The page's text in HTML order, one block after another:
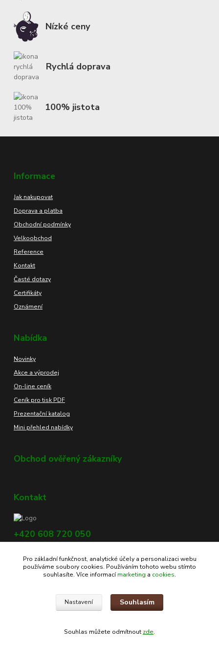
Nízké ceny
Rychlá doprava
100% jistota
Informace
Jak nakupovat
Doprava a platba
Obchodní podmínky
Velkoobchod
Reference
Kontakt
Časté dotazy
Certifikáty
Oznámení
Nabídka
Novinky
Akce a výprodej
On-line ceník
Ceník pro tisk PDF
Prezentační katalog
Mini přehled nabídky
Obchod ověřený zákazníky
Kontakt
+420 608 720 050
Využijte náš chat, vpravo dole na obrazovce.
info@profikoreni.cz
Copyright © 2020 - www.profikoreni.cz
Pro základní funkčnost, analytické účely a personalizaci webu
používáme soubory cookies. Používáním tohoto webu stímto
souhlasíte. Více informacímarketing a cookies.
Nastavení Souhlasím
Souhlas můžete odmítnout zde.